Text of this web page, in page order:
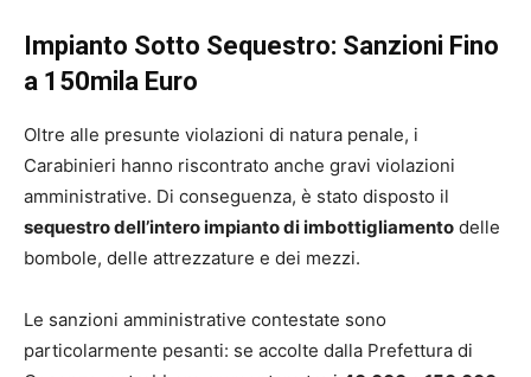
Impianto Sotto Sequestro: Sanzioni Fino
a 150mila Euro
Oltre alle presunte violazioni di natura penale, i
Carabinieri hanno riscontrato anche gravi violazioni
amministrative. Di conseguenza, è stato disposto il
sequestro dell’intero impianto di imbottigliamento delle
bombole, delle attrezzature e dei mezzi.
Le sanzioni amministrative contestate sono
particolarmente pesanti: se accolte dalla Prefettura di